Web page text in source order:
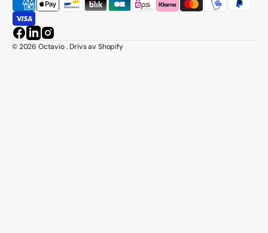
Facebook
LinkedIn
Instagram
© 2026 Octavio. Drivs av Shopify